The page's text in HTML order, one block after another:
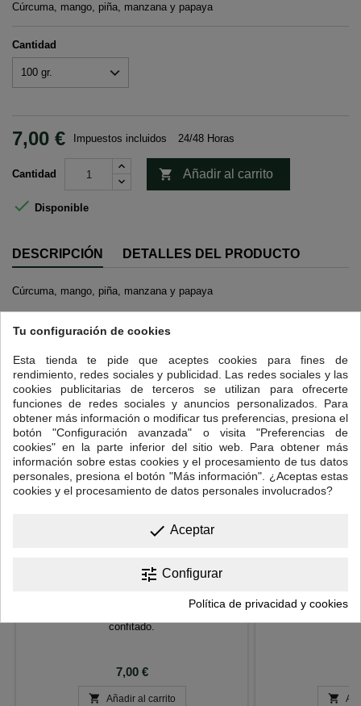
Cúrcuma, mango, piña, manzana y papaya
Cantidad
7,00 € Impuestos incluidos 24/48 Horas
Cantidad  Añadir al carrito
 Disponible
DESCRIPCIÓN DETALLES DEL PRODUCTO
Cúrcuma, mango, piña, manzana y papaya
12 OTROS PRODUCTOS EN LA MISMA CATEGORÍA:
>
CLEMENTINA
confitado.
Precio
7,00 €
 Añadir al carrito
Piña, mango,

Tu configuración de cookies
Esta tienda te pide que aceptes cookies para fines de
rendimiento, redes sociales y publicidad. Las redes sociales y las
cookies publicitarias de terceros se utilizan para ofrecerte
funciones de redes sociales y anuncios personalizados. Para
obtener más información o modificar tus preferencias, presiona el
botón "Configuración avanzada" o visita "Preferencias de
cookies" en la parte inferior del sitio web. Para obtener más
información sobre estas cookies y el procesamiento de tus datos
personales, presiona el botón "Más información". ¿Aceptas estas
cookies y el procesamiento de datos personales involucrados?
done Aceptar
tune Configurar
Política de privacidad y cookies